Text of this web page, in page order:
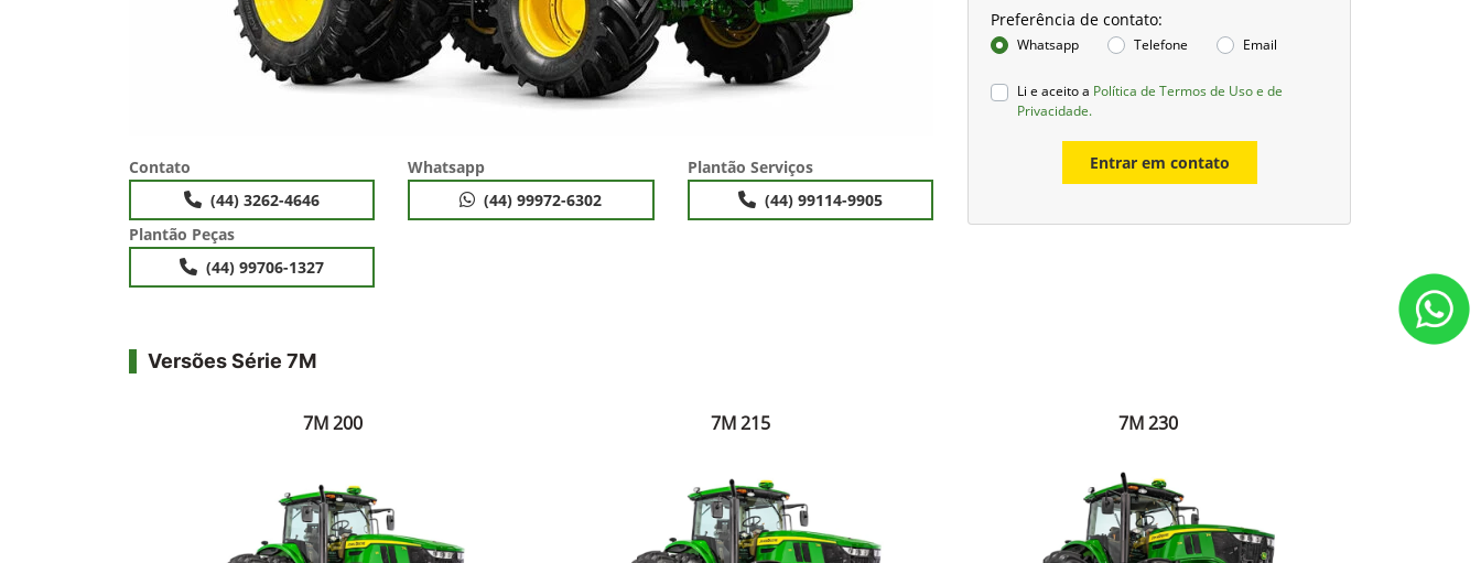
Preferência de contato:
Whatsapp Telefone Email
Li e aceito a Política de Termos de Uso e de
Privacidade.
Entrar em contato
Contato
(44) 3262-4646
Whatsapp
(44) 99972-6302
Plantão Serviços
(44) 99114-9905
Plantão Peças
(44) 99706-1327
Versões Série 7M
7M 200 7M 215 7M 230